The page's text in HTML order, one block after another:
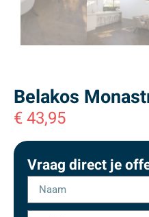
Belakos
€43,95
Vraag direct je